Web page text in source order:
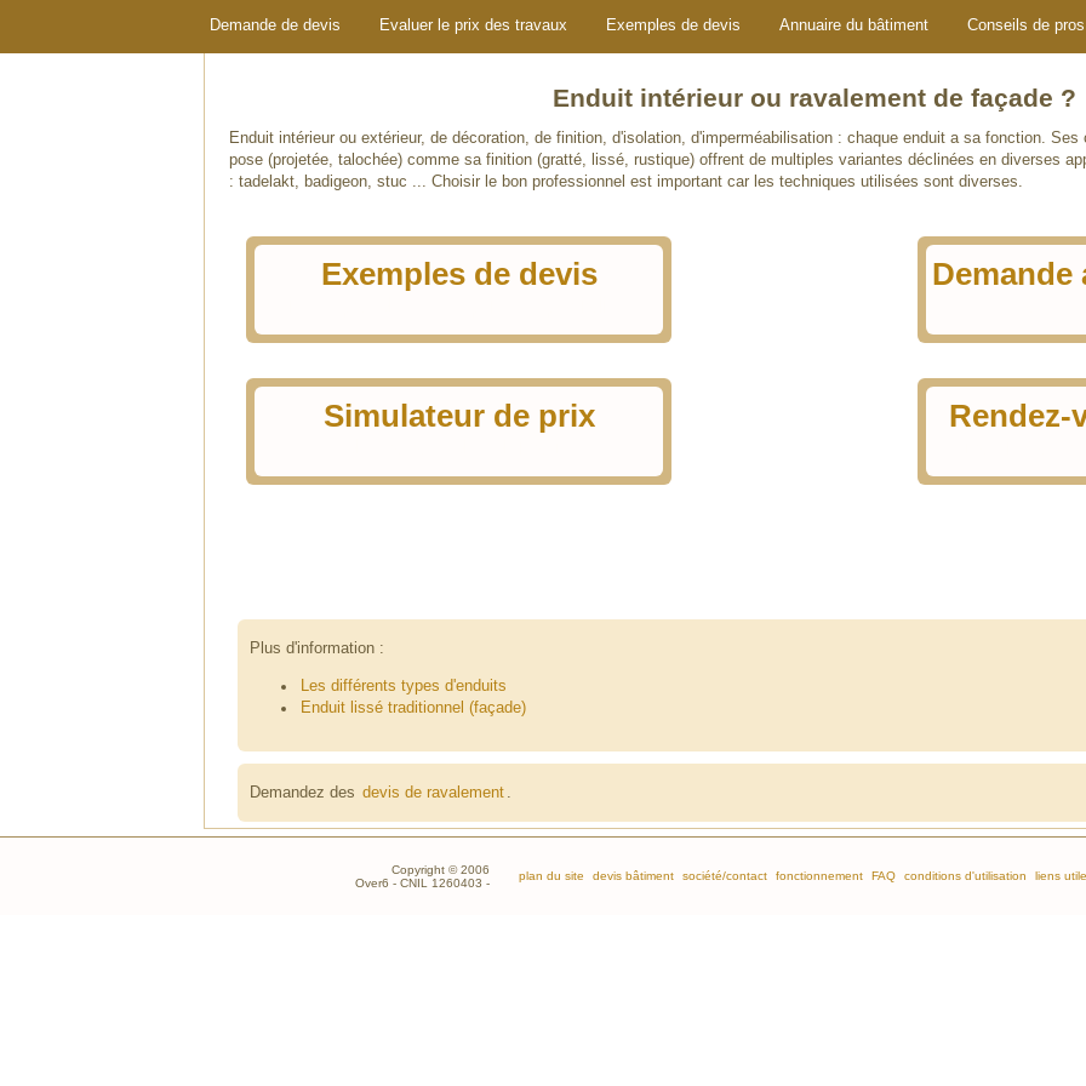
Demande de devis Evaluer le prix des travaux Exemples de devis Annuaire du bâtiment Conseils de pros
Enduit intérieur ou ravalement de façade ?
Enduit intérieur ou extérieur, de décoration, de finition, d'isolation, d'imperméabilisation : chaque enduit a sa fonction.
pose (projetée, talochée) comme sa finition (gratté, lissé, rustique) offrent de multiples variantes déclinées en diverses
: tadelakt, badigeon, stuc ... Choisir le bon professionnel est important car les techniques utilisées sont diverses.
Exemples de devis Demande
Simulateur de prix Rendez-
Plus d'information :
Les différents types d'enduits
Enduit lissé traditionnel (façade)
Demandez des devis de ravalement .
Copyright © 2006
Over6 - CNIL 1260403 -
plan du site devis bâtiment société/contact fonctionnement FAQ conditions d'utilisation liens